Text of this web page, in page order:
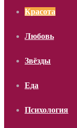
Красота
Любовь
Звёзды
Еда
Психология